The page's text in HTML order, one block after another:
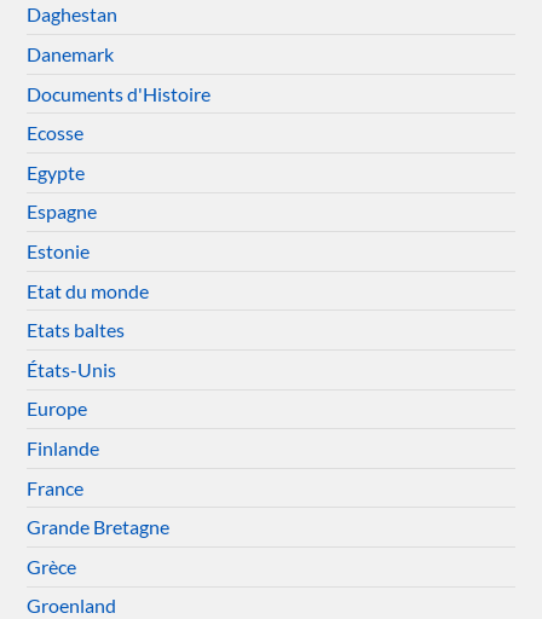
Daghestan
Danemark
Documents d'Histoire
Ecosse
Egypte
Espagne
Estonie
Etat du monde
Etats baltes
États-Unis
Europe
Finlande
France
Grande Bretagne
Grèce
Groenland